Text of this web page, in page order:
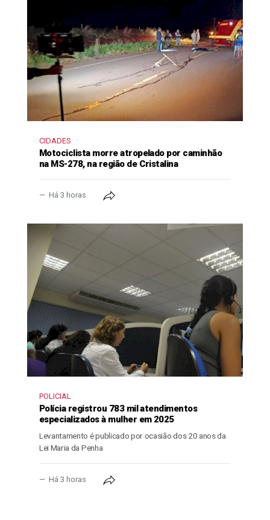
CIDADES
Motociclista morre atropelado por caminhão
na MS-278, na região de Cristalina
Há 3 horas
POLICIAL
Polícia registrou 783 mil atendimentos
especializados à mulher em 2025
Levantamento é publicado por ocasião dos 20 anos da
Lei Maria da Penha
Há 3 horas